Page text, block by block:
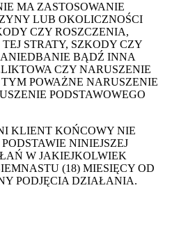
MA ZASTOSOWANIE
LUB OKOLICZNOŚCI
CZY ROSZCZENIA,
STRATY, SZKODY CZY
BĄDŹ INNA
CZY NARUSZENIE
POWAŻNE NARUSZENIE
PODSTAWOWEGO
KLIENT KOŃCOWY NIE
NINIEJSZEJ
W JAKIEJKOLWIEK
(18) MIESIĘCY OD
PODJĘCIA DZIAŁANIA.